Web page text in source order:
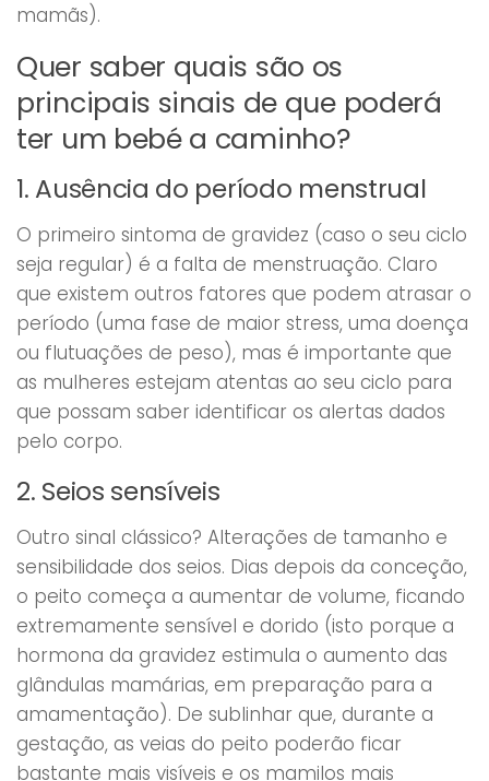
mamãs).
Quer saber quais são os
principais sinais de que poderá
ter um bebé a caminho?
1. Ausência do período menstrual
O primeiro sintoma de gravidez (caso o seu ciclo
seja regular) é a falta de menstruação. Claro
que existem outros fatores que podem atrasar o
período (uma fase de maior stress, uma doença
ou flutuações de peso), mas é importante que
as mulheres estejam atentas ao seu ciclo para
que possam saber identificar os alertas dados
pelo corpo.
2. Seios sensíveis
Outro sinal clássico? Alterações de tamanho e
sensibilidade dos seios. Dias depois da conceção,
o peito começa a aumentar de volume, ficando
extremamente sensível e dorido (isto porque a
hormona da gravidez estimula o aumento das
glândulas mamárias, em preparação para a
amamentação). De sublinhar que, durante a
gestação, as veias do peito poderão ficar
bastante mais visíveis e os mamilos mais